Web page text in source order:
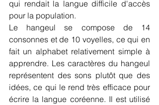
qui rendait la langue difficile d'accès
pour la population.
Le hangeul se compose de 14
consonnes et de 10 voyelles, ce qui en
fait un alphabet relativement simple à
apprendre. Les caractères du hangeul
représentent des sons plutôt que des
idées, ce qui le rend très efficace pour
écrire la langue coréenne. Il est utilisé